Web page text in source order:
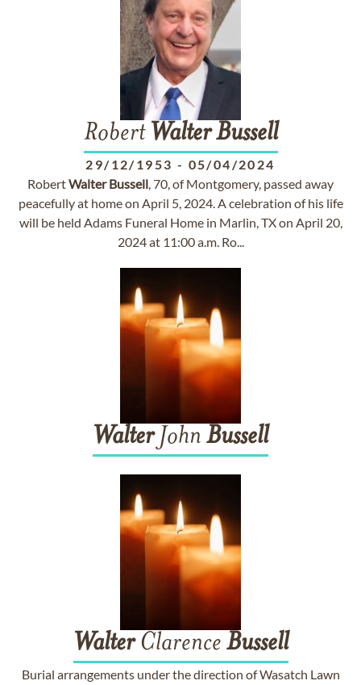
Robert Walter Bussell
29/12/1953 - 05/04/2024
RobertWalter Bussell, 70, of Montgomery, passed away
peacefully at home on April 5, 2024. A celebration of his life
will be held Adams Funeral Home in Marlin, TX on April 20,
2024 at 11:00 a.m. Ro...
WalterJohn Bussell
WalterClarence Bussell
Burial arrangements under the direction of Wasatch Lawn